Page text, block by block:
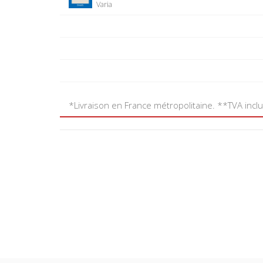
Varia
*Livraison en France métropolitaine. **TVA